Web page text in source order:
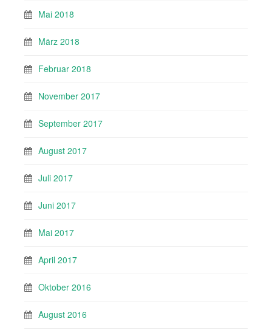
Mai 2018
März 2018
Februar 2018
November 2017
September 2017
August 2017
Juli 2017
Juni 2017
Mai 2017
April 2017
Oktober 2016
August 2016